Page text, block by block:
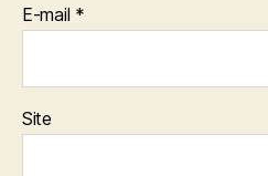
E-mail *
Site